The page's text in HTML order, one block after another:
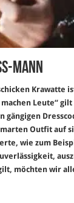
Mann
Krawatte
Leute“
gängigen
Outfit auf
wie zum
möchten wir